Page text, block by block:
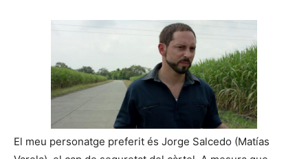
El meu personatge preferit és Jorge Salcedo (Matías